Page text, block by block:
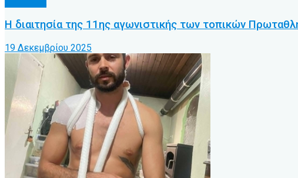
Η διαιτησία της 11ης αγωνιστικής των τοπικών
19 Δεκεμβρίου 2025